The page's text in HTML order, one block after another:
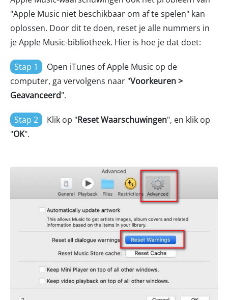
"Apple Music niet beschikbaar om af te spelen" kan
oplossen. Door dit te doen, reset je alle nummers in
je Apple Music-bibliotheek. Hier is hoe je dat doet:
Stap 1
Open iTunes of Apple Music op de
computer, ga vervolgens naar "Voorkeuren >
Geavanceerd".
Stap 2 Klik op "Reset Waarschuwingen", en klik op
"OK".